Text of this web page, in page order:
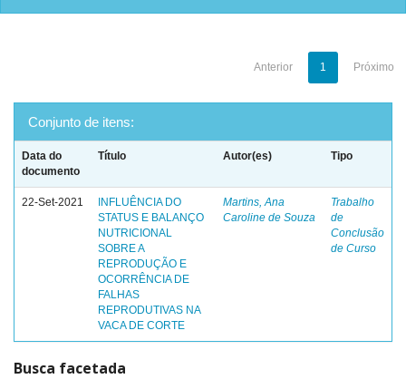
Anterior 1 Próximo
Conjunto de itens:
Data do
documento
Título Autor(es) Tipo
22-Set-2021
INFLUÊNCIA DO
STATUS E BALANÇO
NUTRICIONAL
SOBRE A
REPRODUÇÃO E
OCORRÊNCIA DE
FALHAS
REPRODUTIVAS NA
VACA DE CORTE
Martins, Ana
Caroline de Souza
Trabalho
de
Conclusão
de Curso
Busca facetada